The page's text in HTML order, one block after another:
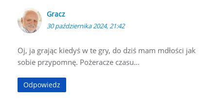
Gracz
30 października 2024, 21:42
Oj, ja grając kiedyś w te gry, do dziś mam mdłości jak
sobie przypomnę. Pożeracze czasu…
Odpowiedz